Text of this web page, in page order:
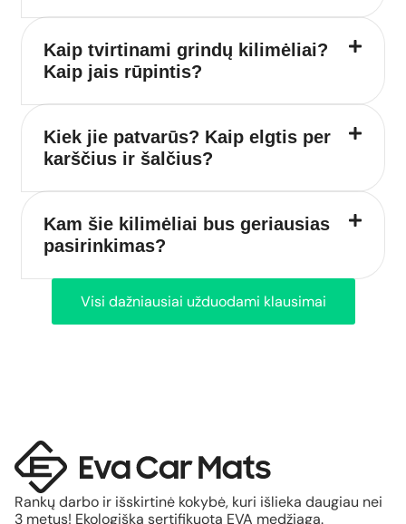
Kaip tvirtinami grindų kilimėliai?
Kaip jais rūpintis?
Kiek jie patvarūs? Kaip elgtis per
karščius ir šalčius?
Kam šie kilimėliai bus geriausias
pasirinkimas?
Visi dažniausiai užduodami klausimai
Rankų darbo ir išskirtinė kokybė, kuri išlieka daugiau nei
3 metus! Ekologiška sertifikuota EVA medžiaga.